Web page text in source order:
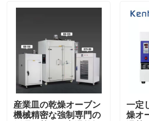
すべての場合
実験室のより乾燥したオーブン
工業用乾燥オーブン
産業皿の乾燥オーブン
機械精密な強制専門の
一定
燥オ